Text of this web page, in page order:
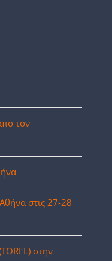
τον
στις 27-28
στην